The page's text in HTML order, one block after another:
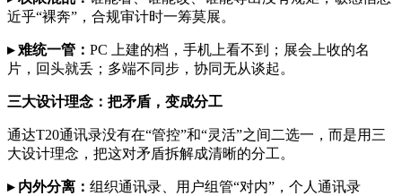
近乎“裸奔”，合规审计时一筹莫展。
▸ 难统一管： PC 上建的档，手机上看不到；展会上收的名
片，回头就丢；多端不同步，协同无从谈起。
三大设计理念：把矛盾，变成分工
通达T20通讯录没有在“管控”和“灵活”之间二选一，而是用三
大设计理念，把这对矛盾拆解成清晰的分工。
▸ 内外分离： 组织通讯录、用户组管“对内”，个人通讯录